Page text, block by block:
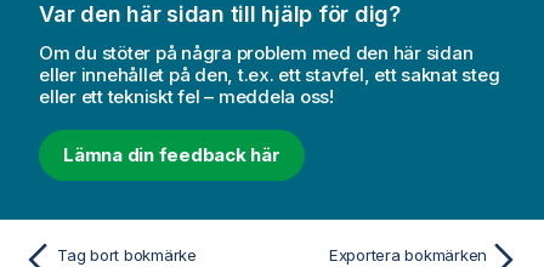
Var den här sidan till hjälp för dig?
Om du stöter på några problem med den här sidan
eller innehållet på den, t.ex. ett stavfel, ett saknat steg
eller ett tekniskt fel – meddela oss!
Lämna din feedback här
Tag bort bokmärke Exportera bokmärken